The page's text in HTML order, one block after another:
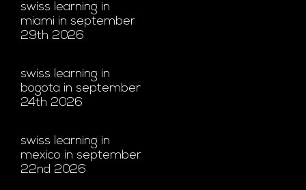
swiss learning in
miami in september
29th 2026
swiss learning in
bogota in september
24th 2026
swiss learning in
mexico in september
22nd 2026